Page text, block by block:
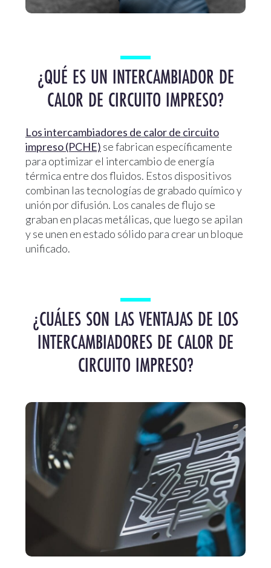
¿QUÉ ES UN INTERCAMBIADOR DE
CALOR DE CIRCUITO IMPRESO?
Los intercambiadores de calor de circuito
impreso (PCHE) se fabrican específicamente
para optimizar el intercambio de energía
térmica entre dos fluidos. Estos dispositivos
combinan las tecnologías de grabado químico y
unión por difusión. Los canales de flujo se
graban en placas metálicas, que luego se apilan
y se unen en estado sólido para crear un bloque
unificado.
¿CUÁLES SON LAS VENTAJAS DE LOS
INTERCAMBIADORES DE CALOR DE
CIRCUITO IMPRESO?